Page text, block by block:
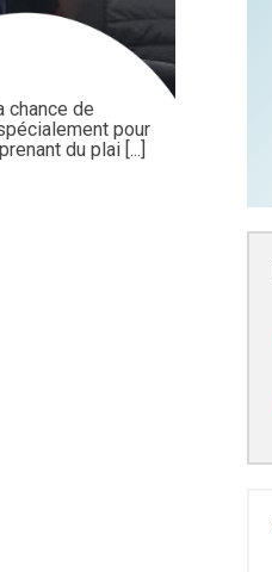
chance de
pour
du plai [...]